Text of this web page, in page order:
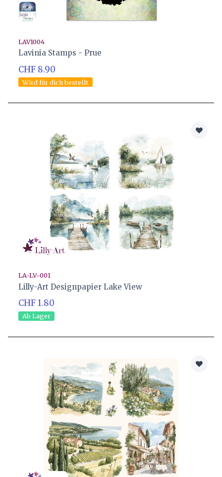
LAV1004
Lavinia Stamps - Prue
CHF 8.90
Wird für dich bestellt
LA-LV-001
Lilly-Art Designpapier Lake View
CHF 1.80
Ab Lager